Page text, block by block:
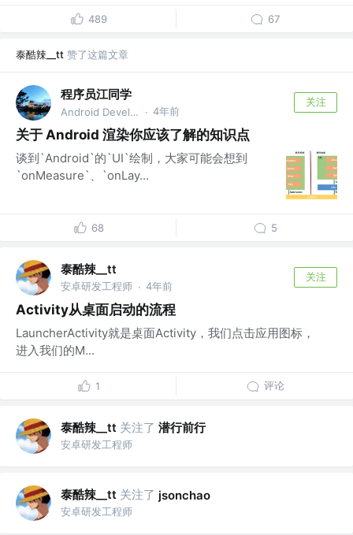
489 67
泰酷辣__tt 赞了这篇文章
程序员江同学
Android Developer · 4年前
关注
关于 Android 渲染你应该了解的知识点
谈到`Android`的`UI`绘制，大家可能会想到
`onMeasure`、`onLay...
68 5
泰酷辣__tt
安卓研发工程师 · 4年前
关注
Activity从桌面启动的流程
LauncherActivity就是桌面Activity，我们点击应用图标，
进入我们的M...
1 评论
泰酷辣__tt 关注了 潜行前行
安卓研发工程师
泰酷辣__tt 关注了 jsonchao
安卓研发工程师